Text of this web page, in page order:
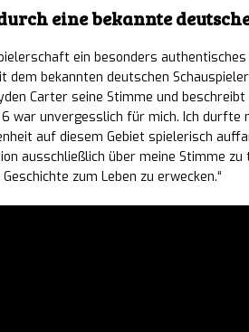
[ 07/08/2026 ] Planet Zoo 2: Neues
begehbare Volieren und Vogelarten
[ 07/08/2026 ] Obakeidoro 2: Chase
Fortsetzung ab sofort für
NEWS
eine bekannte
ein besonders
dem bekannten deutschen Schauspieler
Carter seine Stimme und
war unvergesslich für mich. Ich durfte
auf diesem Gebiet spielerisch
ausschließlich über meine Stimme
zum Leben zu erwecken.“